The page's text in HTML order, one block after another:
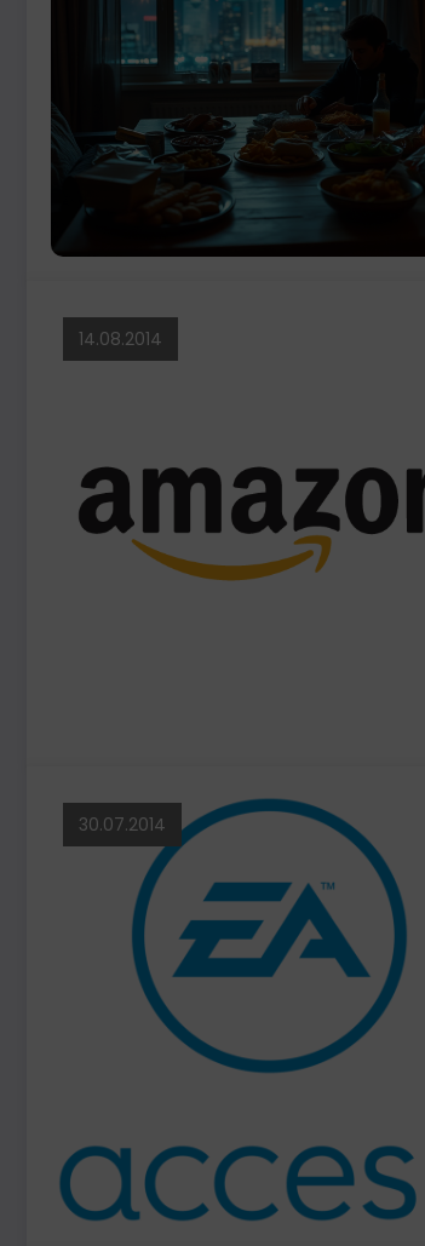
14.08.2014
30.07.2014